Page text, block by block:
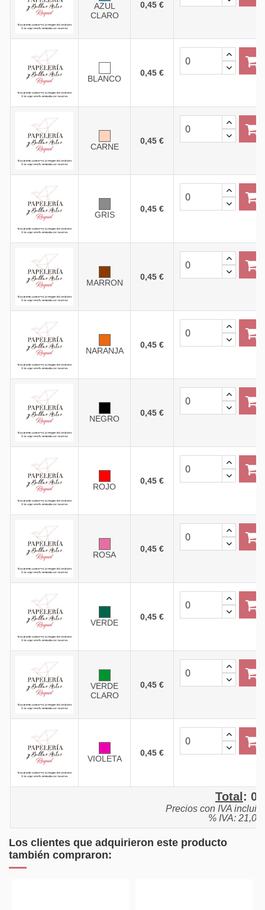
AZUL
CLARO
0,45 €
BLANCO
0,45 €
CARNE
0,45 €
GRIS
0,45 €
MARRON
0,45 €
NARANJA
0,45 €
NEGRO
0,45 €
ROJO
0,45 €
ROSA
0,45 €
VERDE
0,45 €
VERDE
CLARO
0,45 €
VIOLETA
0,45 €
Total :
Precios con IVA
% IVA:
Los clientes que adquirieron este producto
también compraron: